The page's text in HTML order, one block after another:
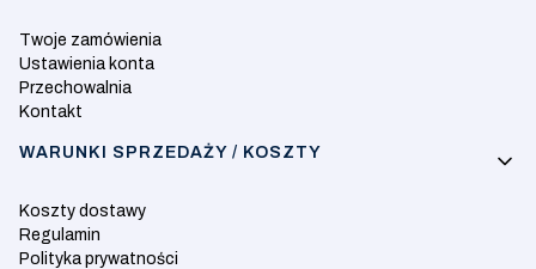
Twoje zamówienia
Ustawienia konta
Przechowalnia
Kontakt
WARUNKI SPRZEDAŻY / KOSZTY
Koszty dostawy
Regulamin
Polityka prywatności